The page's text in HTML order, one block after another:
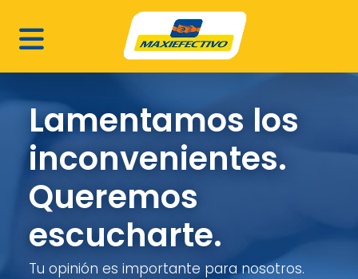
Lamentamos los
inconvenientes.
Queremos
escucharte.
Tu opinión es importante para nosotros.